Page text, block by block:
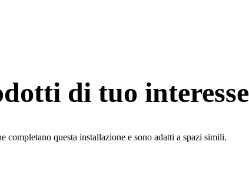
di tuo interesse
completano questa installazione e sono adatti a spazi simili.